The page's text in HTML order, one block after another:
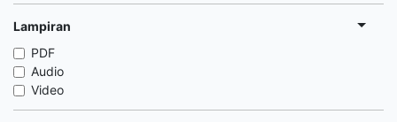
Lampiran
PDF
Audio
Video